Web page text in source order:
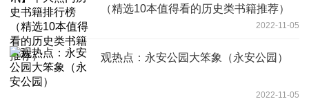
（精选10本值得看的历史类书籍推荐）
2022-11-05
观热点：永安公园大笨象（永安公园）
2022-11-05